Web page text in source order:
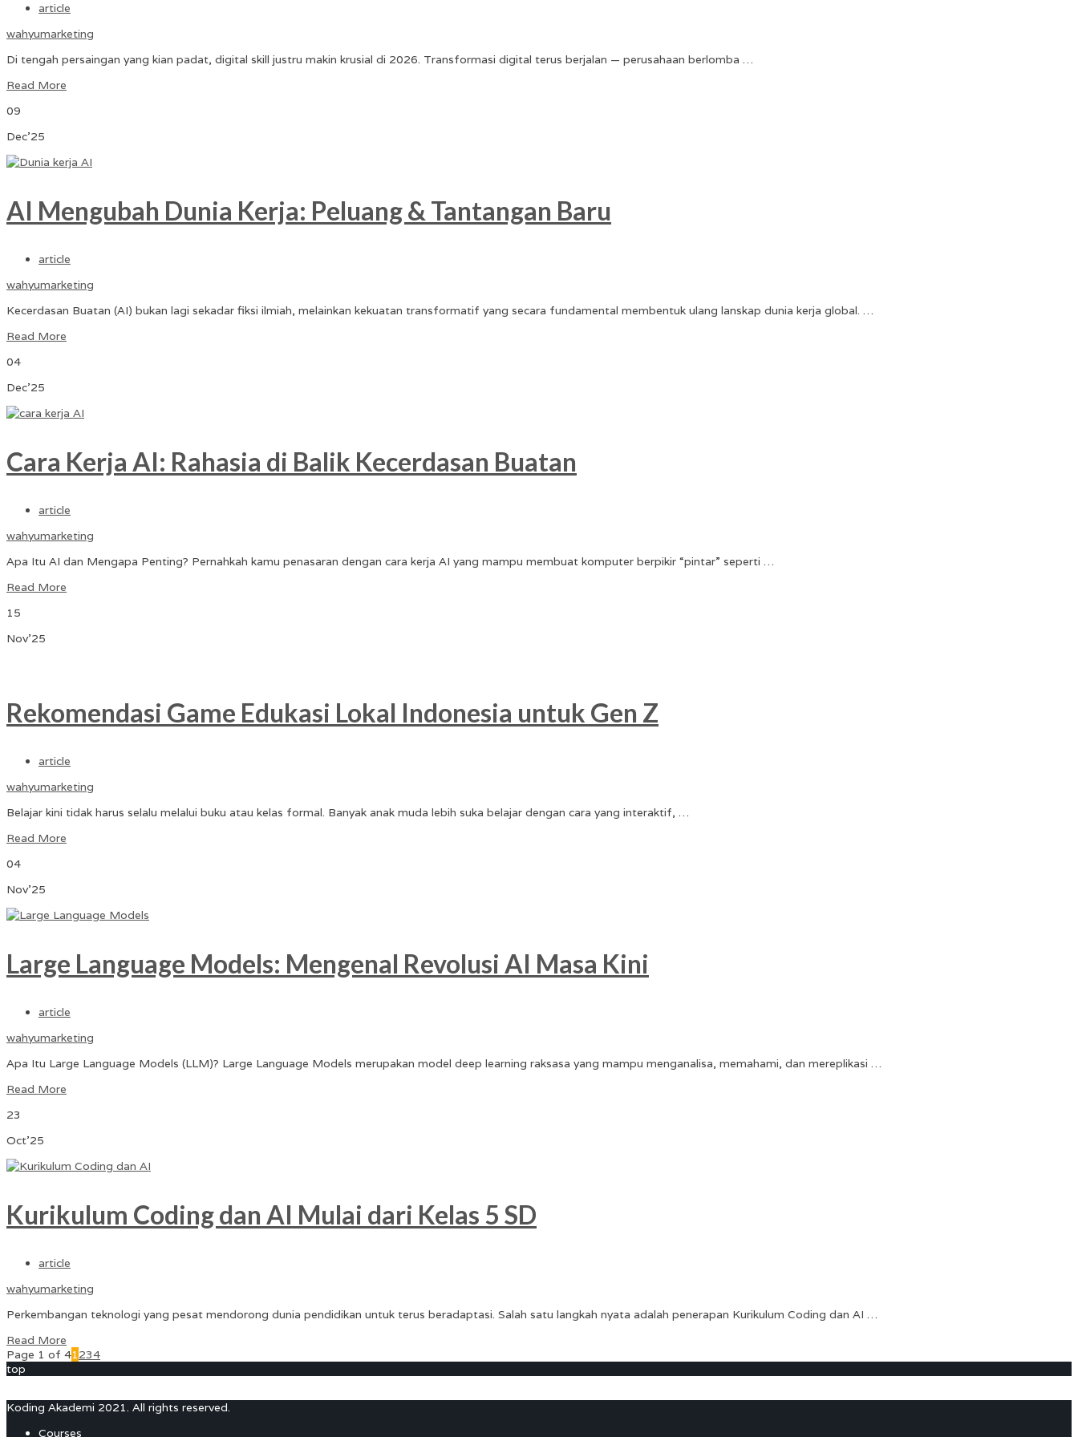
article
wahyumarketing
Di tengah persaingan yang kian padat, digital skill justru makin krusial di 2026. Transformasi digital terus berjalan — perusahaan berlomba …
Read More
09
Dec'25
AI Mengubah Dunia Kerja: Peluang & Tantangan Baru
article
wahyumarketing
Kecerdasan Buatan (AI) bukan lagi sekadar fiksi ilmiah, melainkan kekuatan transformatif yang secara fundamental membentuk ulang lanskap dunia kerja global. …
Read More
04
Dec'25
Cara Kerja AI: Rahasia di Balik Kecerdasan Buatan
article
wahyumarketing
Apa Itu AI dan Mengapa Penting? Pernahkah kamu penasaran dengan cara kerja AI yang mampu membuat komputer berpikir “pintar” seperti …
Read More
15
Nov'25
Rekomendasi Game Edukasi Lokal Indonesia untuk Gen Z
article
wahyumarketing
Belajar kini tidak harus selalu melalui buku atau kelas formal. Banyak anak muda lebih suka belajar dengan cara yang interaktif, …
Read More
04
Nov'25
Large Language Models: Mengenal Revolusi AI Masa Kini
article
wahyumarketing
Apa Itu Large Language Models (LLM)? Large Language Models merupakan model deep learning raksasa yang mampu menganalisa, memahami, dan mereplikasi …
Read More
23
Oct'25
Kurikulum Coding dan AI Mulai dari Kelas 5 SD
article
wahyumarketing
Perkembangan teknologi yang pesat mendorong dunia pendidikan untuk terus beradaptasi. Salah satu langkah nyata adalah penerapan Kurikulum Coding dan AI …
Read More
Page 1 of 41234
top
Koding Akademi 2021. All rights reserved.
Courses